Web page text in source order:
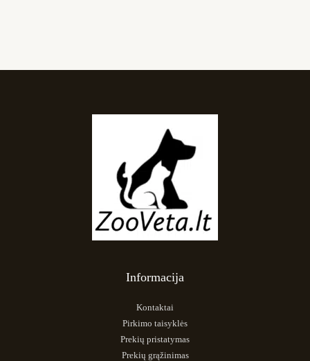
Informacija
Kontaktai
Pirkimo taisyklės
Prekių pristatymas
Prekių grąžinimas